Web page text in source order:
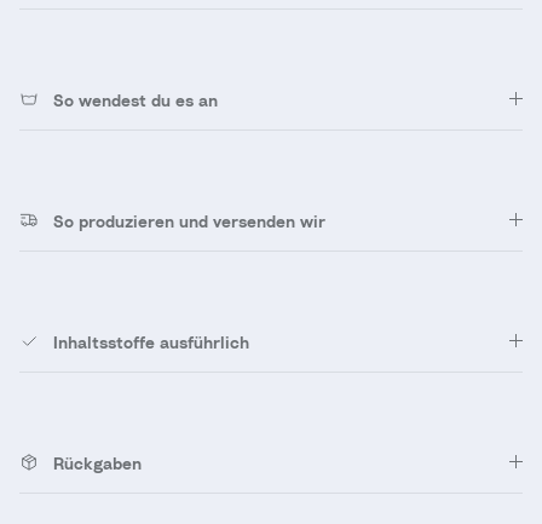
So wendest du es an
So produzieren und versenden wir
Inhaltsstoffe ausführlich
Rückgaben